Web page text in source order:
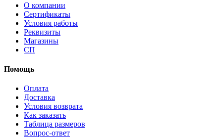
О компании
Сертификаты
Условия работы
Реквизиты
Магазины
СП
Помощь
Оплата
Доставка
Условия возврата
Как заказать
Таблица размеров
Вопрос-ответ